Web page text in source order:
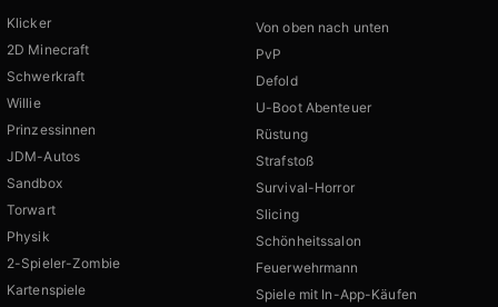
Klicker
2D Minecraft
Schwerkraft
Willie
Prinzessinnen
JDM-Autos
Sandbox
Torwart
Physik
2-Spieler-Zombie
Kartenspiele
Von oben nach unten
PvP
Defold
U-Boot Abenteuer
Rüstung
Strafstoß
Survival-Horror
Slicing
Schönheitssalon
Feuerwehrmann
Spiele mit In-App-Käufen